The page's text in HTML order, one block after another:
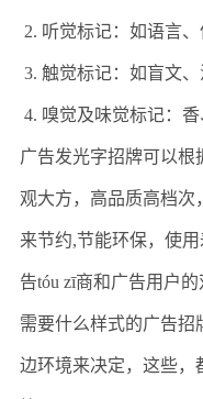
2. 听觉标记：如语言
3. 触觉标记：如盲文
4. 嗅觉及味觉标记：香
广告发光字招牌可以根
观大方，高品质高档次
来节约,节能环保，使
告tóu zī商和广告用户
需要什么样式的广告招
边环境来决定，这些，